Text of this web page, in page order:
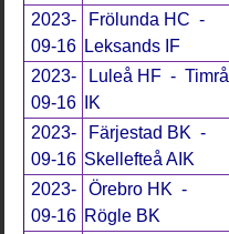
2023-
09-16
Frölunda HC -
Leksands IF
2023-
09-16
Luleå HF - Timrå
IK
2023-
09-16
Färjestad BK -
Skellefteå AIK
2023-
09-16
Örebro HK -
Rögle BK